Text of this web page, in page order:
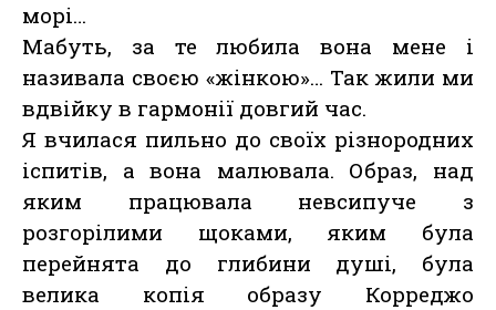
морі…
Мабуть, за те любила вона мене і
називала своєю «жінкою»… Так жили ми
вдвійку в гармонії довгий час.
Я вчилася пильно до своїх різнородних
іспитів, а вона малювала. Образ, над
яким працювала невсипуче з
розгорілими щоками, яким була
перейнята до глибини душі, була
велика копія образу Корреджо